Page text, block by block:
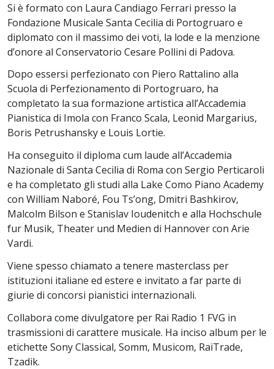
Si è formato con Laura Candiago Ferrari presso la
Fondazione Musicale Santa Cecilia di Portogruaro e
diplomato con il massimo dei voti, la lode e la menzione
d’onore al Conservatorio Cesare Pollini di Padova.
Dopo essersi perfezionato con Piero Rattalino alla
Scuola di Perfezionamento di Portogruaro, ha
completato la sua formazione artistica all’Accademia
Pianistica di Imola con Franco Scala, Leonid Margarius,
Boris Petrushansky e Louis Lortie.
Ha conseguito il diploma cum laude all’Accademia
Nazionale di Santa Cecilia di Roma con Sergio Perticaroli
e ha completato gli studi alla Lake Como Piano Academy
con William Naboré, Fou Ts’ong, Dmitri Bashkirov,
Malcolm Bilson e Stanislav Ioudenitch e alla Hochschule
fur Musik, Theater und Medien di Hannover con Arie
Vardi.
Viene spesso chiamato a tenere masterclass per
istituzioni italiane ed estere e invitato a far parte di
giurie di concorsi pianistici internazionali.
Collabora come divulgatore per Rai Radio 1 FVG in
trasmissioni di carattere musicale. Ha inciso album per le
etichette Sony Classical, Somm, Musicom, RaiTrade,
Tzadik.